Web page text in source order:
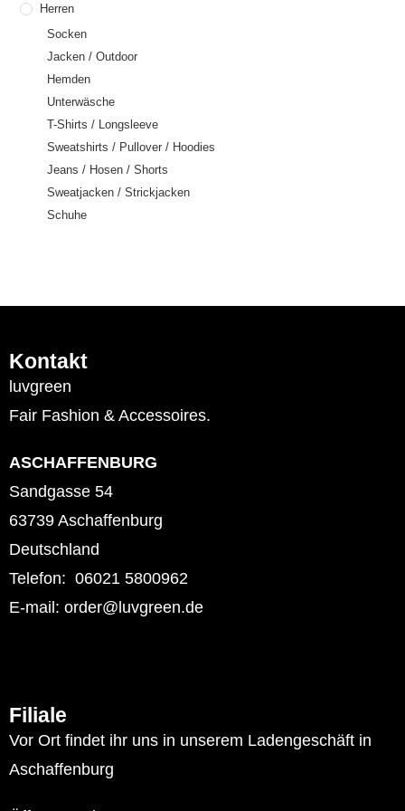
Herren
Socken
Jacken / Outdoor
Hemden
Unterwäsche
T-Shirts / Longsleeve
Sweatshirts / Pullover / Hoodies
Jeans / Hosen / Shorts
Sweatjacken / Strickjacken
Schuhe
Kontakt
luvgreen
Fair Fashion & Accessoires.
ASCHAFFENBURG
Sandgasse 54
63739 Aschaffenburg
Deutschland
Telefon: 06021 5800962
E-mail: order@luvgreen.de
Filiale
Vor Ort findet ihr uns in unserem Ladengeschäft in
Aschaffenburg